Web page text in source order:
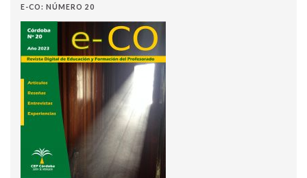
E-CO: NÚMERO 20